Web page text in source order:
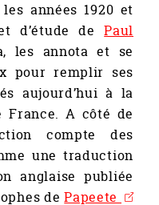
années 1920 et
d’étude dePaul
les annota et se
pour remplir ses
aujourd’hui à la
France. A côté de
compte des
une traduction
anglaise publiée
dePapeete